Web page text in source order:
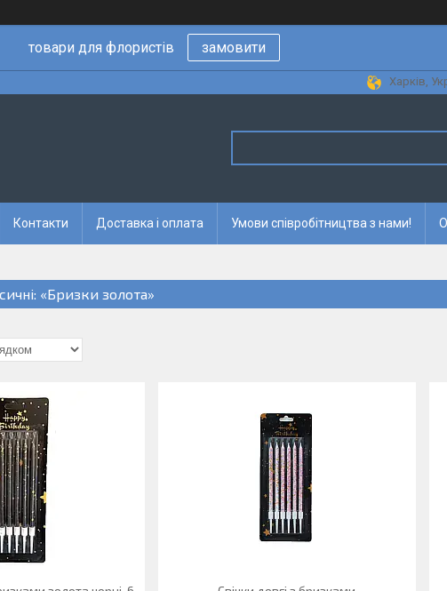
товари для флористів замовити
Харків,
Контакти Доставка і оплата Умови співробітництва з нами!
«Бризки золота»